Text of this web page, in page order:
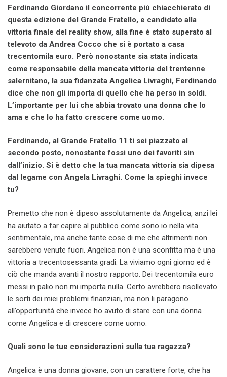
Ferdinando Giordano il concorrente più chiacchierato di
questa edizione del Grande Fratello, e candidato alla
vittoria finale del reality show, alla fine è stato superato al
televoto da Andrea Cocco che si è portato a casa
trecentomila euro. Però nonostante sia stata indicata
come responsabile della mancata vittoria del trentenne
salernitano, la sua fidanzata Angelica Livraghi, Ferdinando
dice che non gli importa di quello che ha perso in soldi.
L’importante per lui che abbia trovato una donna che lo
ama e che lo ha fatto crescere come uomo.
Ferdinando, al Grande Fratello 11 ti sei piazzato al
secondo posto, nonostante fossi uno dei favoriti sin
dall’inizio. Si è detto che la tua mancata vittoria sia dipesa
dal legame con Angela Livraghi. Come la spieghi invece
tu?
Premetto che non è dipeso assolutamente da Angelica, anzi lei
ha aiutato a far capire al pubblico come sono io nella vita
sentimentale, ma anche tante cose di me che altrimenti non
sarebbero venute fuori. Angelica non è una sconfitta ma è una
vittoria a trecentosessanta gradi. La viviamo ogni giorno ed è
ciò che manda avanti il nostro rapporto. Dei trecentomila euro
messi in palio non mi importa nulla. Certo avrebbero risollevato
le sorti dei miei problemi finanziari, ma non li paragono
all’opportunità che invece ho avuto di stare con una donna
come Angelica e di crescere come uomo.
Quali sono le tue considerazioni sulla tua ragazza?
Angelica è una donna giovane, con un carattere forte, che ha